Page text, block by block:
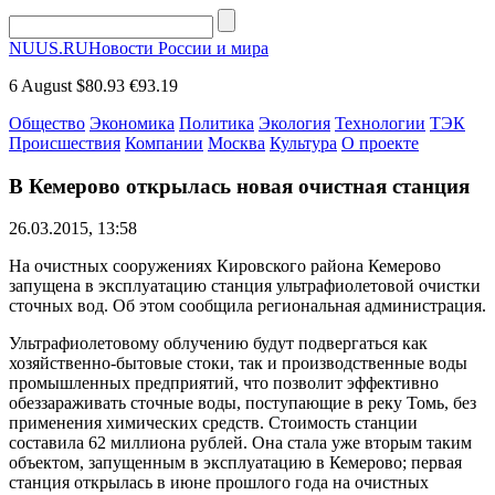
NUUS.RUНовости России и мира
6 August $80.93 €93.19
Общество Экономика Политика Экология Технологии ТЭК
Происшествия Компании Москва Культура О проекте
В Кемерово открылась новая очистная станция
26.03.2015, 13:58
На очистных сооружениях Кировского района Кемерово
запущена в эксплуатацию станция ультрафиолетовой очистки
сточных вод. Об этом сообщила региональная администрация.
Ультрафиолетовому облучению будут подвергаться как
хозяйственно-бытовые стоки, так и производственные воды
промышленных предприятий, что позволит эффективно
обеззараживать сточные воды, поступающие в реку Томь, без
применения химических средств. Стоимость станции
составила 62 миллиона рублей. Она стала уже вторым таким
объектом, запущенным в эксплуатацию в Кемерово; первая
станция открылась в июне прошлого года на очистных